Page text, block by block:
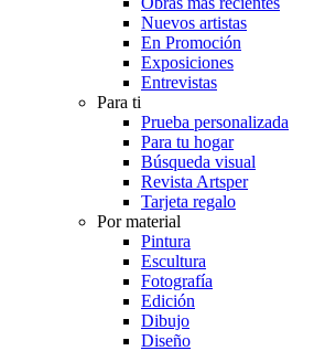
Nuevos artistas
En Promoción
Exposiciones
Entrevistas
Para ti
Prueba personalizada
Para tu hogar
Búsqueda visual
Revista Artsper
Tarjeta regalo
Por material
Pintura
Escultura
Fotografía
Edición
Dibujo
Diseño